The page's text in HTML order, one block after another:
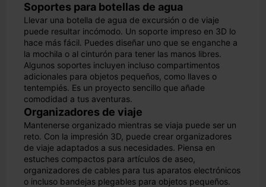
Soportes para botellas de agua
Llevar una botella de agua de excursión o de viaje
puede resultar incómodo. Un soporte impreso en 3D lo
hace más fácil. Puedes diseñar uno que se enganche a
la mochila o al cinturón para tener las manos libres.
Algunos soportes incluyen incluso compartimentos
adicionales para objetos pequeños, como llaves o
tentempiés. Es un proyecto sencillo que añade
comodidad a tus aventuras.
Organizadores de viaje
Mantenerse organizado mientras se viaja puede ser un
reto. Con la impresión 3D, puede crear organizadores
de viaje adaptados a sus necesidades. Piensa en
estuches compactos para artículos de aseo,
organizadores de cables para tus aparatos electrónicos
o incluso bandejas plegables para objetos pequeños.